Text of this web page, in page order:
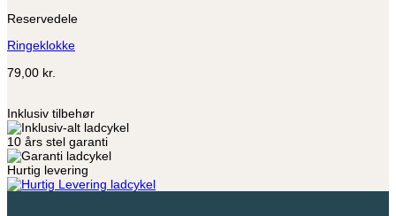
Reservedele
Ringeklokke
79,00 kr.
Inklusiv tilbehør
10 års stel garanti
Hurtig levering